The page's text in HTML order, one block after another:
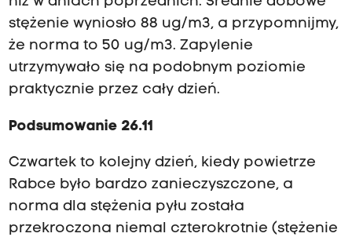
stężenie wyniosło 88 ug/m3, a przypomnijmy,
że norma to 50 ug/m3. Zapylenie
utrzymywało się na podobnym poziomie
praktycznie przez cały dzień.
Podsumowanie 26.11
Czwartek to kolejny dzień, kiedy powietrze
Rabce było bardzo zanieczyszczone, a
norma dla stężenia pyłu została
przekroczona niemal czterokrotnie (stężenie